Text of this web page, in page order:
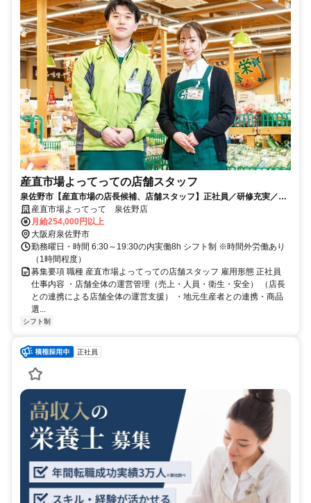
産直市場よってっての店舗スタッフ
泉佐野市【産直市場の店長候補、店舗スタッフ】正社員／研修充実／年
間休日111日／安定企業で厚待遇☆
産直市場よってって 泉佐野店
月給254,000円以上
大阪府泉佐野市
勤務曜日・時間 6:30～19:30の内実働8h シフト制 ※時間外労働あり
（1時間程度）
募集要項 職種 産直市場よってっての店舗スタッフ 雇用形態 正社員
仕事内容 ・店舗全体の運営管理（売上・人員・衛生・安全） （店長
との連携による店舗全体の運営支援） ・地元生産者との連携・商品
選...
シフト制
正社員